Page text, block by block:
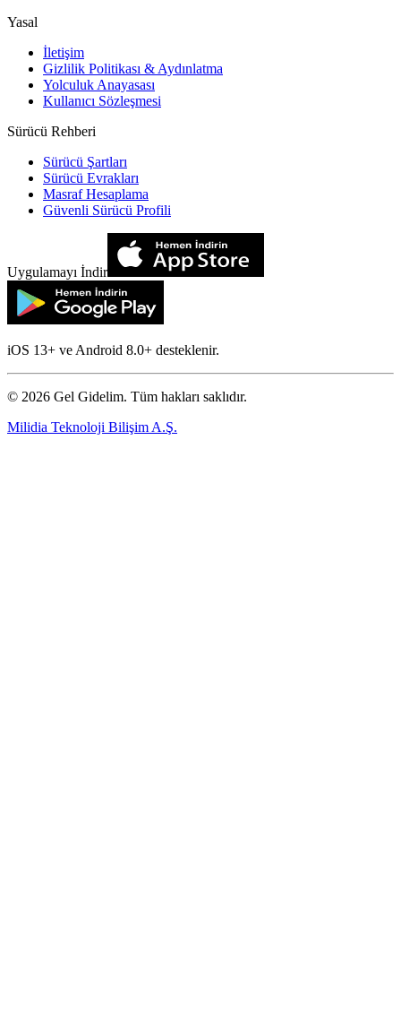
Yasal
İletişim
Gizlilik Politikası & Aydınlatma
Yolculuk Anayasası
Kullanıcı Sözleşmesi
Sürücü Rehberi
Sürücü Şartları
Sürücü Evrakları
Masraf Hesaplama
Güvenli Sürücü Profili
Uygulamayı İndir
iOS 13+ ve Android 8.0+ desteklenir.
© 2026 Gel Gidelim. Tüm hakları saklıdır.
Milidia Teknoloji Bilişim A.Ş.